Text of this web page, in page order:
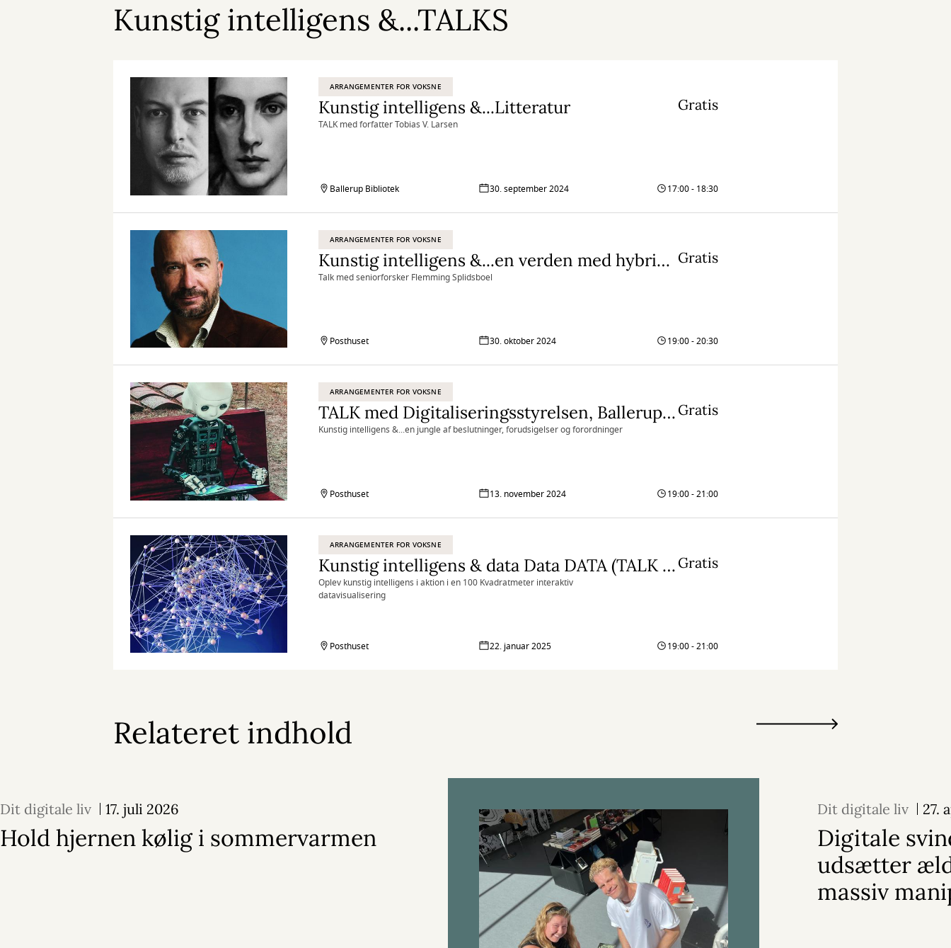
Kunstig intelligens &...TALKS
ARRANGEMENTER FOR VOKSNE
Kunstig intelligens &...Litteratur
TALK med forfatter Tobias V. Larsen
Gratis
Ballerup Bibliotek 30. september 2024 17:00 - 18:30
ARRANGEMENTER FOR VOKSNE
Kunstig intelligens &...en verden med hybridkrig og desinformation
Talk med seniorforsker Flemming Splidsboel
Gratis
Posthuset 30. oktober 2024 19:00 - 20:30
ARRANGEMENTER FOR VOKSNE
TALK med Digitaliseringsstyrelsen, Ballerup Kommunes digitaliseringschef og ph.d. studerende fra Rockwool fonden
Kunstig intelligens &...en jungle af beslutninger, forudsigelser og forordninger
Gratis
Posthuset 13. november 2024 19:00 - 21:00
ARRANGEMENTER FOR VOKSNE
Kunstig intelligens & data Data DATA (TALK og udstilling)
Oplev kunstig intelligens i aktion i en 100 Kvadratmeter interaktiv
datavisualisering
Gratis
Posthuset 22. januar 2025 19:00 - 21:00
Relateret indhold
Dit digitale liv 17. juli 2026
Hold hjernen kølig i sommervarmen
Dit digitale liv 27.
Digitale
udsætter
massiv